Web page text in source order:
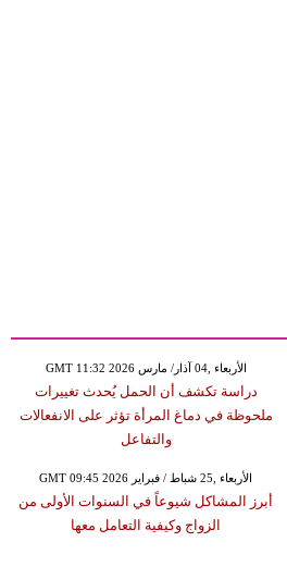
GMT 11:32 2026 الأربعاء ,04 آذار/ مارس
دراسة تكشف أن الحمل يُحدث تغييرات
ملحوظة في دماغ المرأة تؤثر على الانفعالات
والتفاعل
GMT 09:45 2026 الأربعاء ,25 شباط / فبراير
أبرز المشاكل شيوعاً في السنوات الأولى من
الزواج وكيفية التعامل معها